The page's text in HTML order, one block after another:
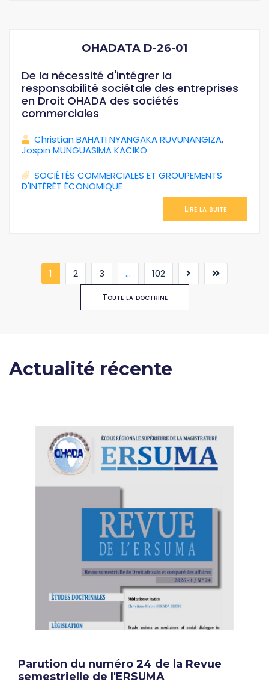
OHADATA D-26-01
De la nécessité d'intégrer la
responsabilité sociétale des entreprises
en Droit OHADA des sociétés
commerciales
Christian BAHATI NYANGAKA RUVUNANGIZA,
Jospin MUNGUASIMA KACIKO
SOCIÉTÉS COMMERCIALES ET GROUPEMENTS
D'INTÉRÊT ÉCONOMIQUE
Lire la suite
1 (current)
2 3 ... 102
Toute la doctrine
Actualité récente
Parution du numéro 24 de la Revue
semestrielle de l'ERSUMA